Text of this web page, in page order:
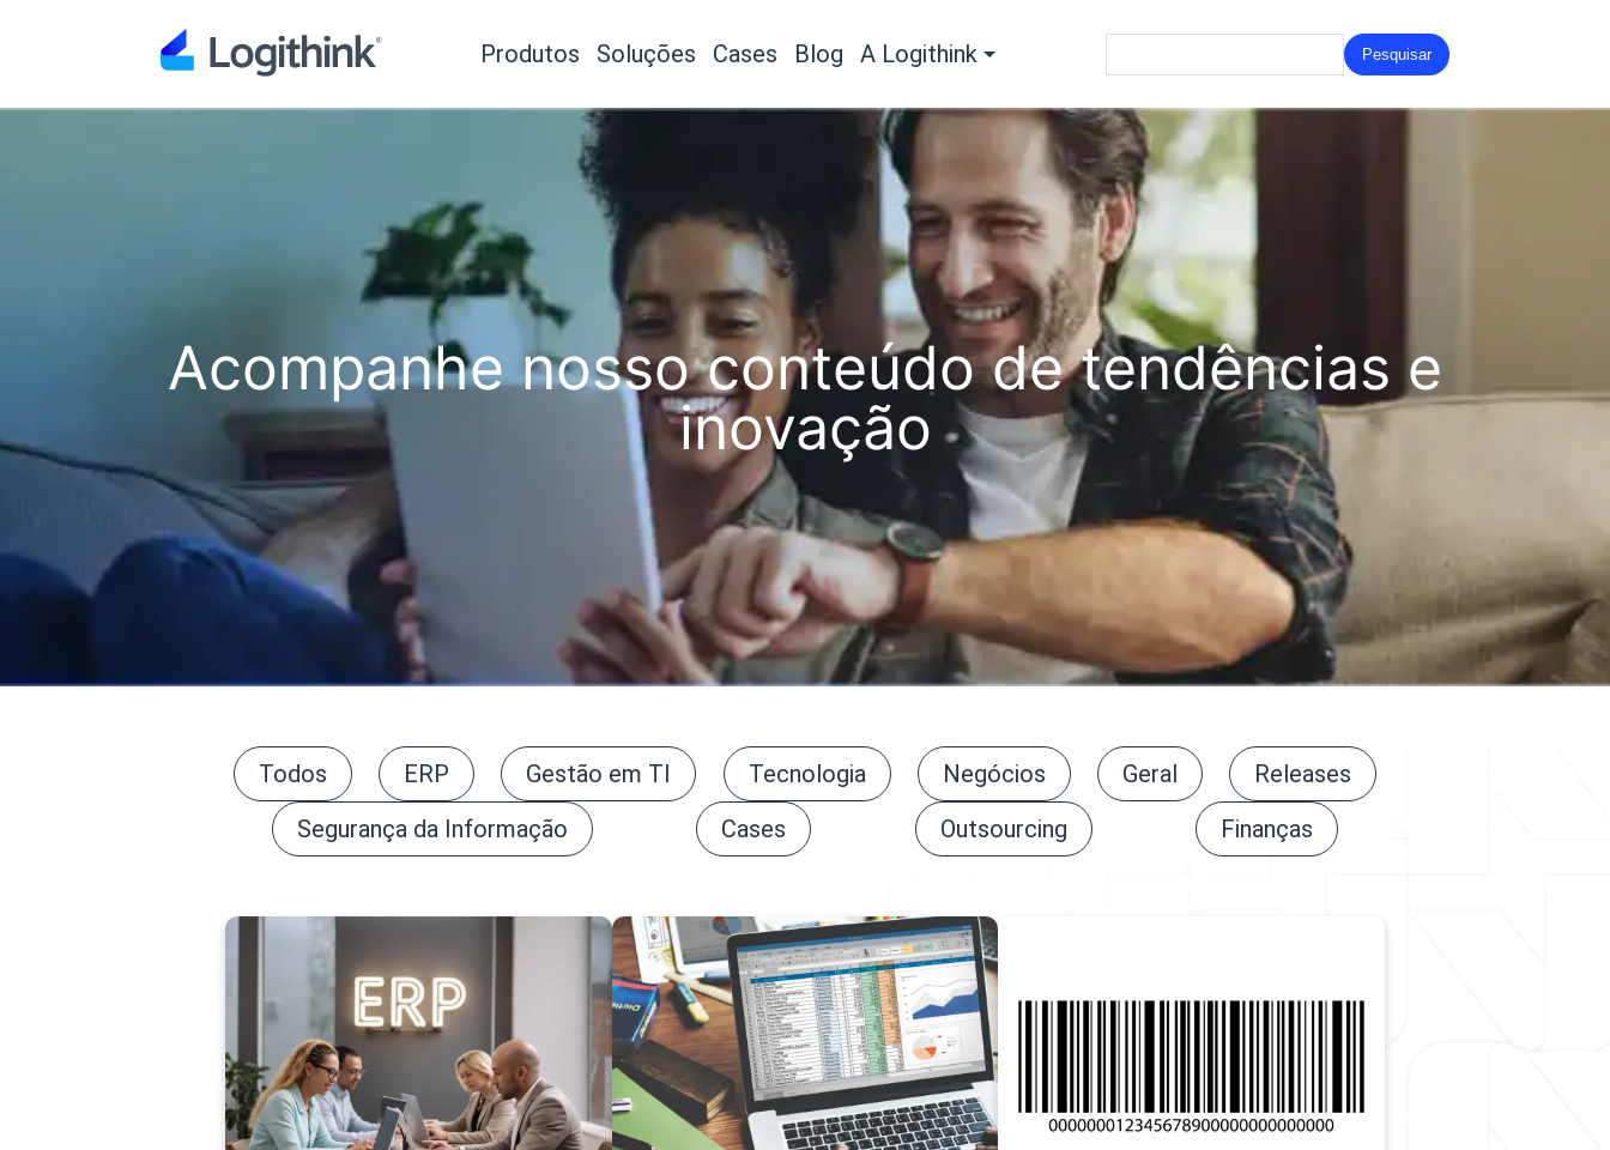
Produtos Soluções Cases Blog A Logithink
Acompanhe nosso conteúdo de tendências e
inovação
Todos ERP Gestão em TI Tecnologia Negócios Geral
Releases
Segurança da Informação
Cases Outsourcing Finanças